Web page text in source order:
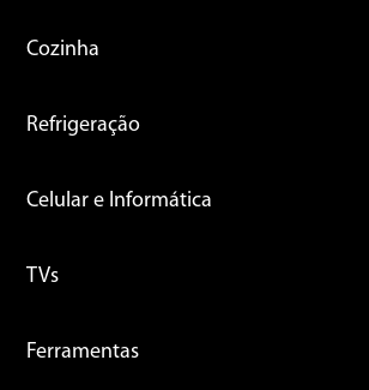
Cozinha
Refrigeração
Celular e Informática
TVs
Ferramentas